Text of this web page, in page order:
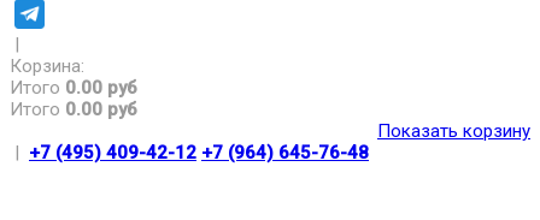
|
Корзина:
Итого 0.00 руб
Итого 0.00 руб
Показать корзину
| +7 (495) 409-42-12 +7 (964) 645-76-48